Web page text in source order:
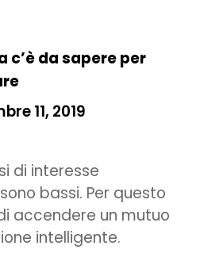
c’è da sapere per
11, 2019
di interesse
bassi. Per questo
accendere un mutuo
intelligente.